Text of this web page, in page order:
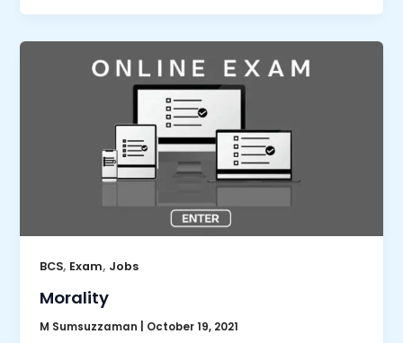
BCS, Exam, Jobs
Morality
M Sumsuzzaman October 19, 2021